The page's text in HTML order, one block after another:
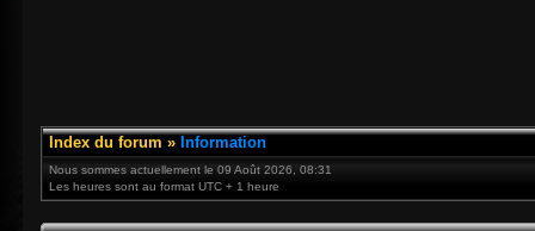
Index du forum » Information
Nous sommes actuellement le 09 Août 2026, 08:31
Les heures sont au format UTC + 1 heure